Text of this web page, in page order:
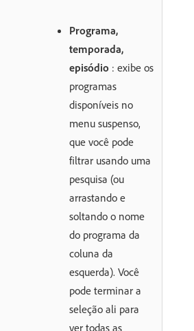
Programa,
temporada,
episódio : exibe os
programas
disponíveis no
menu suspenso,
que você pode
filtrar usando uma
pesquisa (ou
arrastando e
soltando o nome
do programa da
coluna da
esquerda). Você
pode terminar a
seleção ali para
ver todas as